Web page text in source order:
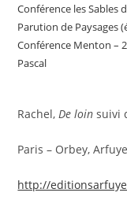
Conférence les Sables
Parution de Paysages
Conférence Menton –
Pascal
Rachel,De loinsuivi
Paris – Orbey,
http://